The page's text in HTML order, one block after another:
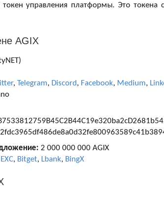
управления платформы. Это токена
AGIX
, Telegram, Discord, Facebook, Medium,
2 000 000 000 AGIX
, Bitget, Lbank, BingX